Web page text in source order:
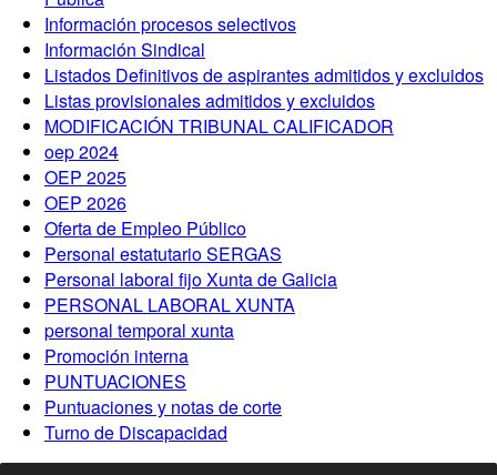
Información procesos selectivos
Información Sindical
Listados Definitivos de aspirantes admitidos y excluidos
Listas provisionales admitidos y excluidos
MODIFICACIÓN TRIBUNAL CALIFICADOR
oep 2024
OEP 2025
OEP 2026
Oferta de Empleo Público
Personal estatutario SERGAS
Personal laboral fijo Xunta de Galicia
PERSONAL LABORAL XUNTA
personal temporal xunta
Promoción interna
PUNTUACIONES
Puntuaciones y notas de corte
Turno de Discapacidad